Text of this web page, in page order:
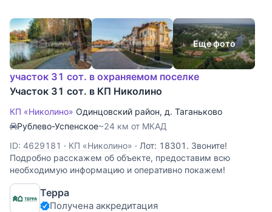
Еще фото
участок 31 сот. в охраняемом поселке
Участок 31 сот. в КП Николино
КП «Николино» Одинцовский район, д. Таганьково
Рублево-Успенское~24 км от МКАД
ID: 4629181 · КП «Николино» · Лот: 18301. Звоните!
Подробно расскажем об объекте, предоставим всю
необходимую информацию и оперативно покажем!
Терра
Получена аккредитация